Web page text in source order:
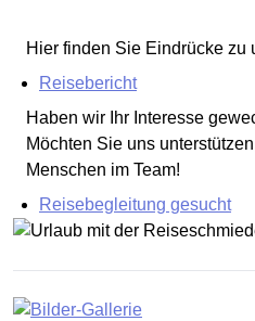
Hier finden Sie Eindrücke zu
Reisebericht
Haben wir Ihr Interesse
Möchten Sie uns
Menschen im Team!
Reisebegleitung gesucht